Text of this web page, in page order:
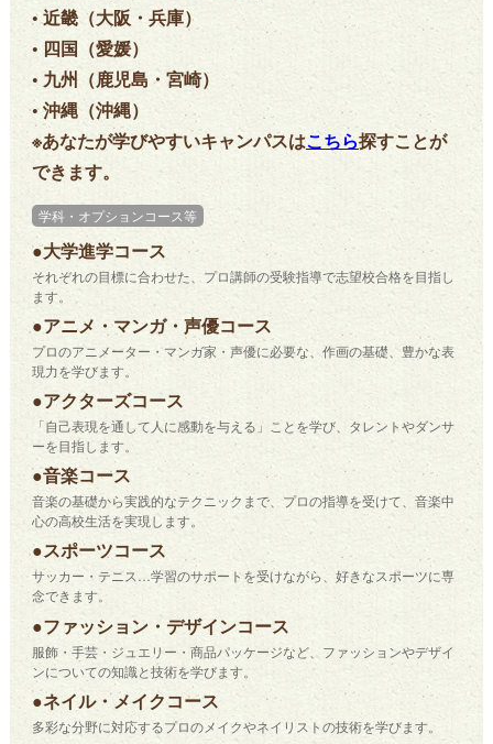
• 近畿（大阪・兵庫）
• 四国（愛媛）
• 九州（鹿児島・宮崎）
• 沖縄（沖縄）
※あなたが学びやすいキャンパスはこちら探すことが
できます。
学科・オプションコース等
●大学進学コース
それぞれの目標に合わせた、プロ講師の受験指導で志望校合格を目指し
ます。
●アニメ・マンガ・声優コース
プロのアニメーター・マンガ家・声優に必要な、作画の基礎、豊かな表
現力を学びます。
●アクターズコース
「自己表現を通して人に感動を与える」ことを学び、タレントやダンサ
ーを目指します。
●音楽コース
音楽の基礎から実践的なテクニックまで、プロの指導を受けて、音楽中
心の高校生活を実現します。
●スポーツコース
サッカー・テニス…学習のサポートを受けながら、好きなスポーツに専
念できます。
●ファッション・デザインコース
服飾・手芸・ジュエリー・商品パッケージなど、ファッションやデザイ
ンについての知識と技術を学びます。
●ネイル・メイクコース
多彩な分野に対応するプロのメイクやネイリストの技術を学びます。